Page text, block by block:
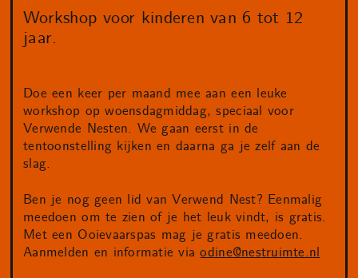
Workshop voor kinderen van 6 tot 12
jaar.
Doe een keer per maand mee aan een leuke
workshop op woensdagmiddag, speciaal voor
Verwende Nesten. We gaan eerst in de
tentoonstelling kijken en daarna ga je zelf aan de
slag.
Ben je nog geen lid van Verwend Nest? Eenmalig
meedoen om te zien of je het leuk vindt, is gratis.
Met een Ooievaarspas mag je gratis meedoen.
Aanmelden en informatie viaodine@nestruimte.nl